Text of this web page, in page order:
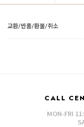
교환/반품/환불/취소
CALL
MON-FRI